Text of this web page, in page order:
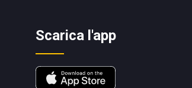
Scarica l'app